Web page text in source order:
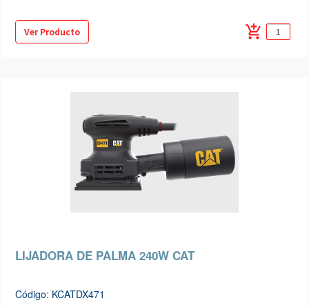
Ver Producto add_shopping_cart
LIJADORA DE PALMA 240W CAT
Código: KCATDX471